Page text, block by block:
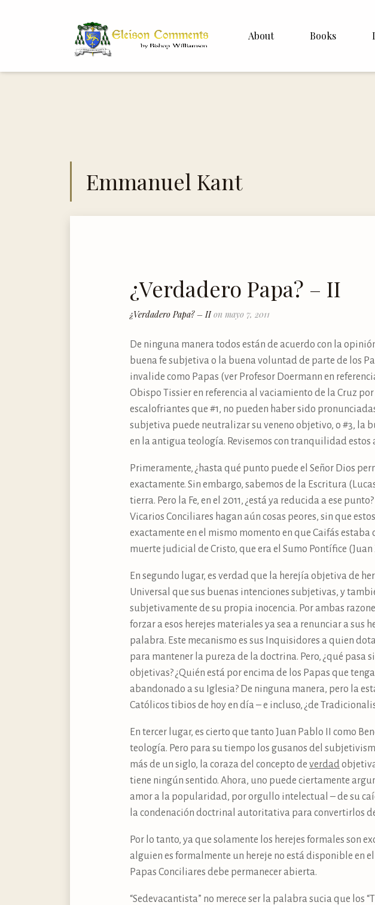
About Books
Emmanuel Kant
¿Verdadero Papa? – II
¿Verdadero Papa? – IIon mayo 7, 2011
De ninguna manera todos están de acuerdo con la
buena fe subjetiva o la buena voluntad de parte de los
invalide como Papas (ver Profesor Doermann en
Obispo Tissier en referencia al vaciamiento de la Cruz
escalofriantes que #1, no pueden haber sido
subjetiva puede neutralizar su veneno objetivo, o #3, la
en la antigua teología. Revisemos con tranquilidad
Primeramente, ¿hasta qué punto puede el Señor Dios
exactamente. Sin embargo, sabemos de la Escritura
tierra. Pero la Fe, en el 2011, ¿está ya reducida a ese
Vicarios Conciliares hagan aún cosas peores, sin que
exactamente en el mismo momento en que Caifás
muerte judicial de Cristo, que era el Sumo Pontífice (Juan
En segundo lugar, es verdad que la herejía objetiva de
Universal que sus buenas intenciones subjetivas, y
subjetivamente de su propia inocencia. Por ambas
forzar a esos herejes materiales ya sea a renunciar a sus
palabra. Este mecanismo es sus Inquisidores a quien
para mantener la pureza de la doctrina. Pero, ¿qué pasa
objetivas? ¿Quién está por encima de los Papas que
abandonado a su Iglesia? De ninguna manera, pero la
Católicos tibios de hoy en día – e incluso, ¿de
En tercer lugar, es cierto que tanto Juan Pablo II como
teología. Pero para su tiempo los gusanos del
más de un siglo, la coraza del concepto de verdad
tiene ningún sentido. Ahora, uno puede ciertamente
amor a la popularidad, por orgullo intelectual – de su
la condenación doctrinal autoritativa para convertirlos
Por lo tanto, ya que solamente los herejes formales son
alguien es formalmente un hereje no está disponible en
Papas Conciliares debe permanecer abierta.
“Sedevacantista” no merece ser la palabra sucia que los